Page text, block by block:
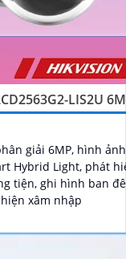
LIS2U
giải 6MP, hình
tiện, ghi hình ban
xâm nhập